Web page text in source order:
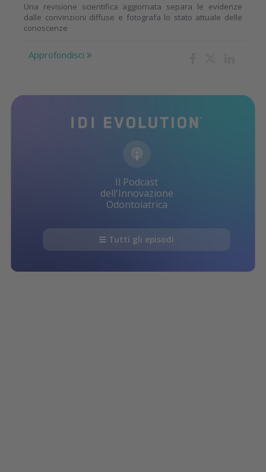
Una revisione scientifica aggiornata separa le evidenze
dalle convinzioni diffuse e fotografa lo stato attuale delle
conoscenze
Approfondisci
Il Podcast
dell'Innovazione
Odontoiatrica
Tutti gli episodi